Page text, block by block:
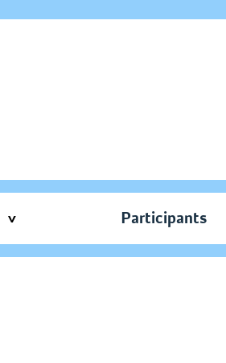
Participants